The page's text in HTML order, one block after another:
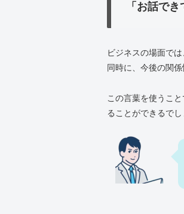
「お話で
ビジネスの場面で
同時に、今後の関
この言葉を使うこ
ることができるでし